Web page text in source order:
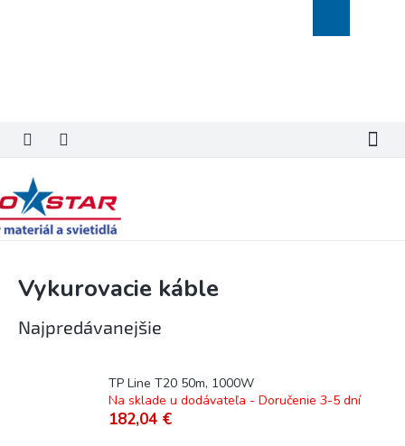
košík
Vykurovacie káble
Najpredávanejšie
TP Line T20 50m, 1000W
Na sklade u dodávateľa - Doručenie 3-5 dní
182,04 €